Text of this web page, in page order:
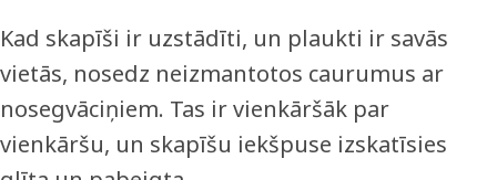
Kad skapīši ir uzstādīti, un plaukti ir savās
vietās, nosedz neizmantotos caurumus ar
nosegvāciņiem. Tas ir vienkāršāk par
vienkāršu, un skapīšu iekšpuse izskatīsies